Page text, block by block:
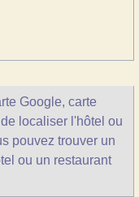
Google, carte
localiser l'hôtel ou
pouvez trouver un
ou un restaurant